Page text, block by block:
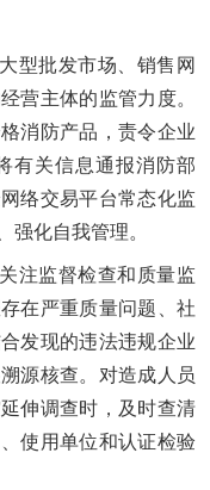
型批发市场、销售网
营主体的监管力度。
消防产品，责令企业
有关信息通报消防部
络交易平台常态化监
强化自我管理。
注监督检查和质量监
在严重质量问题、社
发现的违法违规企业
源核查。对造成人员
伸调查时，及时查清
使用单位和认证检验